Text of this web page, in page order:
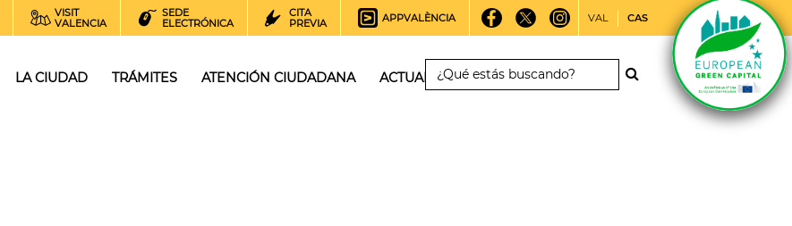
VISIT
VALENCIA
SEDE
ELECTRÓNICA
CITA
PREVIA
APPVALÈNCIA VAL CAS
LA CIUDAD TRÁMITES ATENCIÓN CIUDADANA ACTUALIDAD